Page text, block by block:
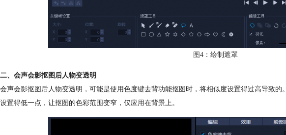
图4：绘制遮罩
二、会声会影抠图后人物变透明
会声会影抠图后人物变透明，可能是使用色度键去背功能抠图时，将相似度设置得过高导致
设置得低一点，让抠图的色彩范围变窄，仅应用在背景上。